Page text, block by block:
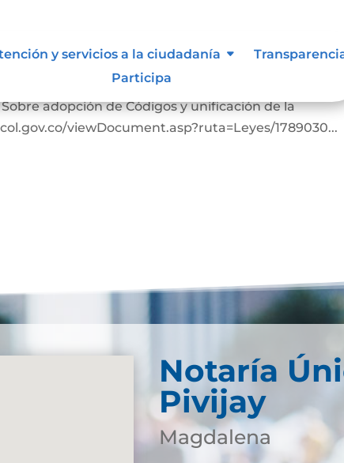
y servicios a la ciudadanía
Participa
www.suin-juriscol.gov.co/viewDocument.asp?
adopción de Códigos y unificación de la
viewDocument.asp?ruta=Leyes/1789030...
Notaría
Pivijay
Magdalena